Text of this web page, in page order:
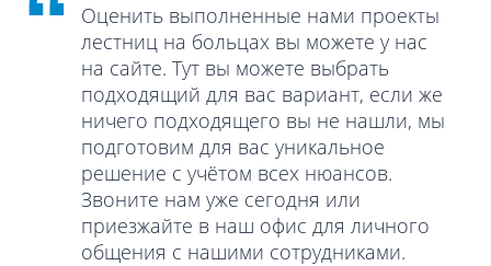
Оценить выполненные нами проекты
лестниц на больцах вы можете у нас
на сайте. Тут вы можете выбрать
подходящий для вас вариант, если же
ничего подходящего вы не нашли, мы
подготовим для вас уникальное
решение с учётом всех нюансов.
Звоните нам уже сегодня или
приезжайте в наш офис для личного
общения с нашими сотрудниками.